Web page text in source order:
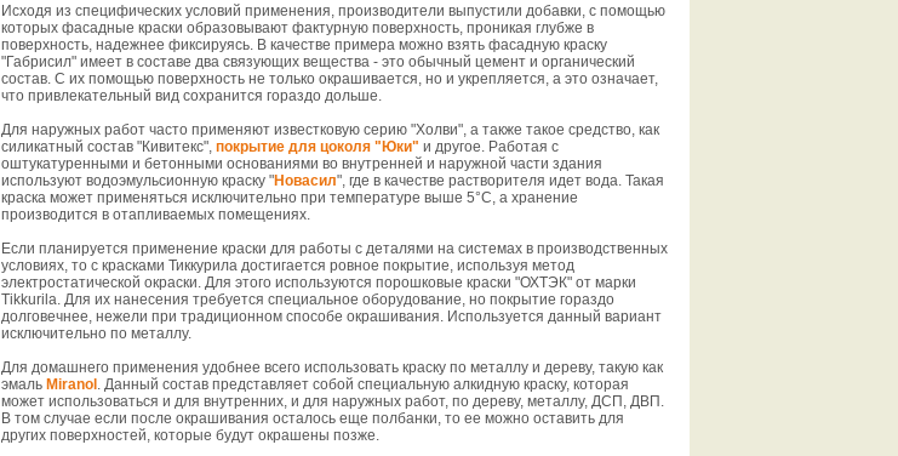
Исходя из специфических условий применения, производители выпустили добавки, с помощью
которых фасадные краски образовывают фактурную поверхность, проникая глубже в
поверхность, надежнее фиксируясь. В качестве примера можно взять фасадную краску
"Габрисил" имеет в составе два связующих вещества - это обычный цемент и органический
состав. С их помощью поверхность не только окрашивается, но и укрепляется, а это означает,
что привлекательный вид сохранится гораздо дольше.
Для наружных работ часто применяют известковую серию "Холви", а также такое средство, как
силикатный состав "Кивитекс", покрытие для цоколя "Юки" и другое. Работая с
оштукатуренными и бетонными основаниями во внутренней и наружной части здания
используют водоэмульсионную краску "Новасил", где в качестве растворителя идет вода. Такая
краска может применяться исключительно при температуре выше 5°С, а хранение
производится в отапливаемых помещениях.
Если планируется применение краски для работы с деталями на системах в производственных
условиях, то с красками Тиккурила достигается ровное покрытие, используя метод
электростатической окраски. Для этого используются порошковые краски "ОХТЭК" от марки
Tikkurila. Для их нанесения требуется специальное оборудование, но покрытие гораздо
долговечнее, нежели при традиционном способе окрашивания. Используется данный вариант
исключительно по металлу.
Для домашнего применения удобнее всего использовать краску по металлу и дереву, такую как
эмаль Miranol . Данный состав представляет собой специальную алкидную краску, которая
может использоваться и для внутренних, и для наружных работ, по дереву, металлу, ДСП, ДВП.
В том случае если после окрашивания осталось еще полбанки, то ее можно оставить для
других поверхностей, которые будут окрашены позже.